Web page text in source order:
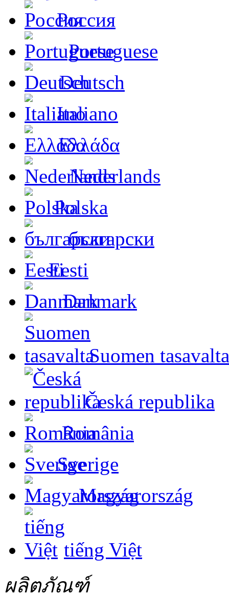
Россия
Portuguese
Deutsch
Italiano
Ελλάδα
Nederlands
Polska
български
Eesti
Danmark
Suomen tasavalta
Česká republika
România
Sverige
Magyarország
tiếng Việt
ผลิตภัณฑ์